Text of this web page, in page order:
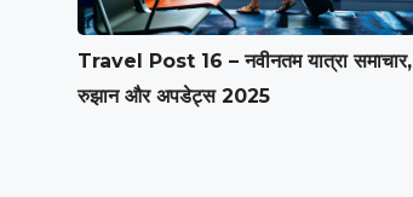
Travel Post 16 – नवीनतम यात्रा समाचार,
रुझान और अपडेट्स 2025